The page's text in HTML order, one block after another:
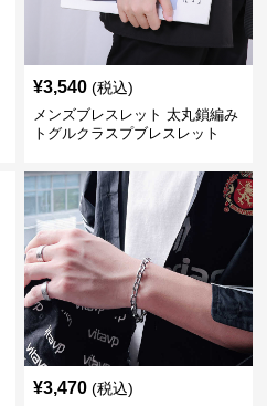
¥3,540 (税込)
メンズブレスレット 太丸鎖編み
トグルクラスプブレスレット
¥3,470 (税込)